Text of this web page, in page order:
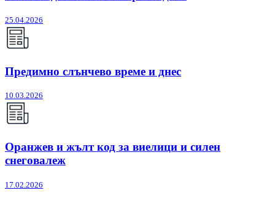
25.04.2026
Предимно слънчево време и днес
10.03.2026
Оранжев и жълт код за виелици и силен
снеговалеж
17.02.2026